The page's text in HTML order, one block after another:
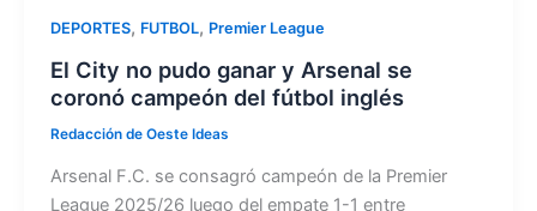
DEPORTES, FUTBOL, Premier League
El City no pudo ganar y Arsenal se
coronó campeón del fútbol inglés
Redacción de Oeste Ideas
Arsenal F.C. se consagró campeón de la Premier
League 2025/26 luego del empate 1-1 entre